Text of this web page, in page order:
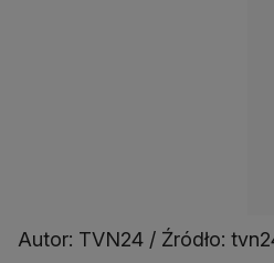
Autor: TVN24 / Źródło: